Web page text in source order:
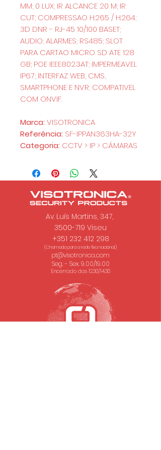
MM; 0 LUX; IR ALCANCE 20 M; IR
CUT; COMPRESSAO H.265 / H.264;
3D DNR - RJ-45 10/100 BASET;
AUDIO; ALARMES; RS485; SLOT
PARA CARTAO MICRO SD ATE 128
GB; POE IEEE802.3AT; IMPERMEAVEL
IP67; INTERFAZ WEB, CMS,
SMARTPHONE E NVR; COMPATIVEL
COM ONVIF.
Marca: VISOTRONICA
Referência: SF-IPPAN363HA-32Y
Categoria: CCTV > IP > CÂMARAS
Av. Luís Martins, 347,
3500-719 Viseu
+351 232 412 298
(Chamada para a rede fixa nacional.)
pt@visotronica.com
Seg. - Sex. 9.00/19.00
Encerrado das 12.30/14.30